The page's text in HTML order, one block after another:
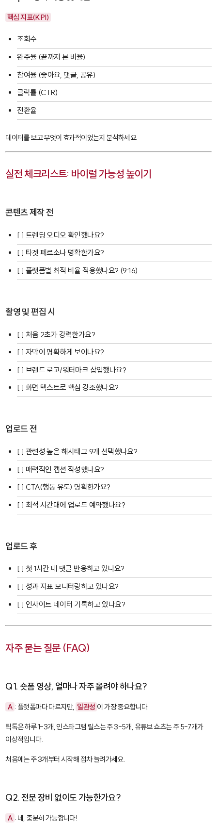
핵심 지표(KPI)
조회수
완주율 (끝까지 본 비율)
참여율 (좋아요, 댓글, 공유)
클릭률 (CTR)
전환율
데이터를 보고 무엇이 효과적이었는지 분석하세요.
실전 체크리스트: 바이럴 가능성 높이기
콘텐츠 제작 전
[ ] 트렌딩 오디오 확인했나요?
[ ] 타겟 페르소나 명확한가요?
[ ] 플랫폼별 최적 비율 적용했나요? (9:16)
촬영 및 편집 시
[ ] 처음 2초가 강력한가요?
[ ] 자막이 명확하게 보이나요?
[ ] 브랜드 로고/워터마크 삽입했나요?
[ ] 화면 텍스트로 핵심 강조했나요?
업로드 전
[ ] 관련성 높은 해시태그 9개 선택했나요?
[ ] 매력적인 캡션 작성했나요?
[ ] CTA(행동 유도) 명확한가요?
[ ] 최적 시간대에 업로드 예약했나요?
업로드 후
[ ] 첫 1시간 내 댓글 반응하고 있나요?
[ ] 성과 지표 모니터링하고 있나요?
[ ] 인사이트 데이터 기록하고 있나요?
자주 묻는 질문 (FAQ)
Q1. 숏폼 영상, 얼마나 자주 올려야 하나요?
A : 플랫폼마다 다르지만, 일관성 이 가장 중요합니다.
틱톡은 하루 1-3개, 인스타그램 릴스는 주 3-5개, 유튜브 쇼츠는 주 5-7개가
이상적입니다.
처음에는 주 3개부터 시작해 점차 늘려가세요.
Q2. 전문 장비 없이도 가능한가요?
A : 네, 충분히 가능합니다!